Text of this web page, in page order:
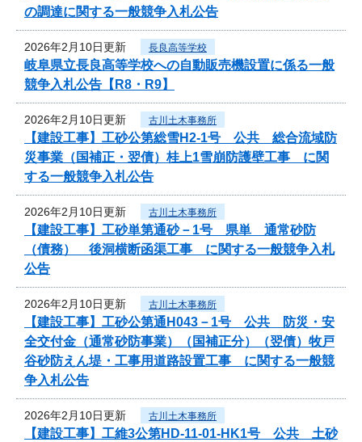
の調達に関する一般競争入札公告
2026年2月10日更新 長良高等学校
岐阜県立長良高等学校への自動販売機設置に係る一般
競争入札公告【R8・R9】
2026年2月10日更新 古川土木事務所
【建設工事】工砂公第総雪H2-1号 公共 総合流域防
災事業（国補正・翌債）桂上1雪崩防護壁工事 に関
する一般競争入札公告
2026年2月10日更新 古川土木事務所
【建設工事】工砂単第通砂－1号 県単 通常砂防
（債務） 後洞横断函渠工事 に関する一般競争入札
公告
2026年2月10日更新 古川土木事務所
【建設工事】工砂公第通H043－1号 公共 防災・安
全交付金（通常砂防事業）（国補正分）（翌債）牧戸
谷砂防えん堤・工事用道路設置工事 に関する一般競
争入札公告
2026年2月10日更新 古川土木事務所
【建設工事】工維3公第HD-11-01-HK1号 公共 土砂